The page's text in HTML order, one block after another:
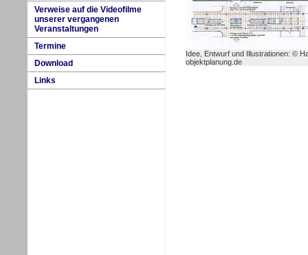
Idee, Entwurf und Illustrationen: ©
objektplanung.de
Verweise auf die Videofilme
unserer vergangenen
Veranstaltungen
Termine
Download
Links